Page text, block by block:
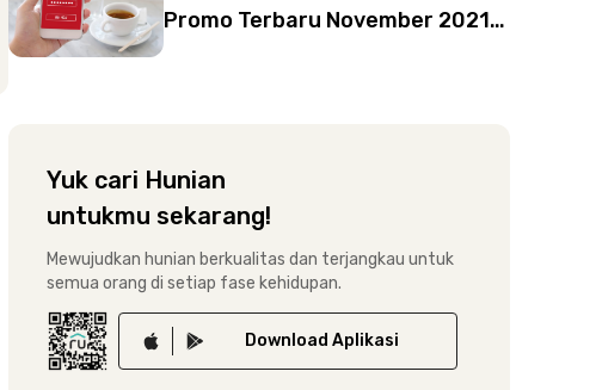
Promo Terbaru November 2021
Yuk cari Hunian
untukmu sekarang!
Mewujudkan hunian berkualitas dan terjangkau untuk
semua orang di setiap fase kehidupan.
Download Aplikasi